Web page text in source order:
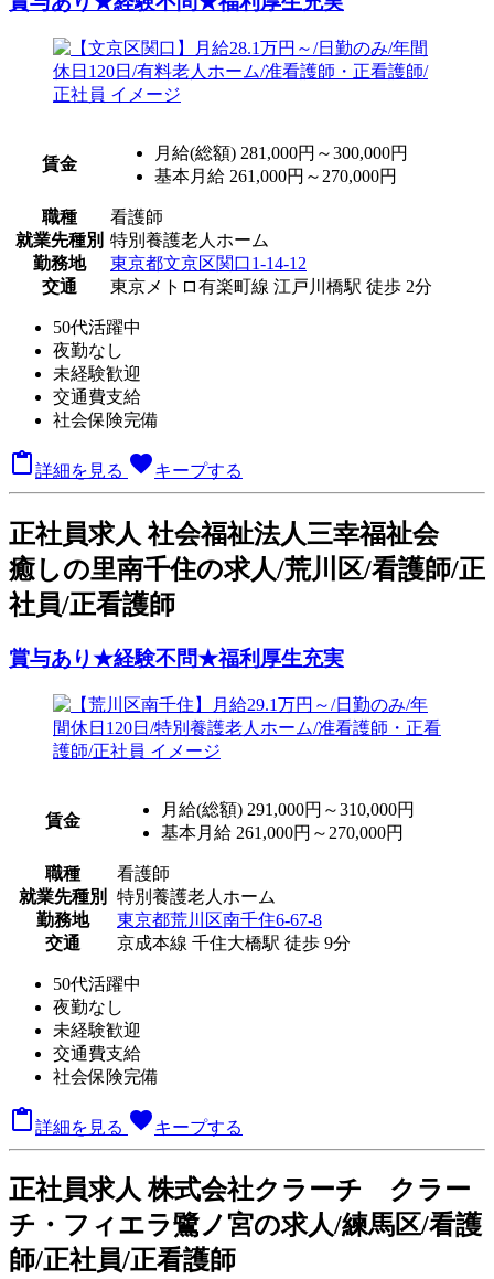
賃金
月給(総額) 281,000円～300,000円
基本月給 261,000円～270,000円
職種
看護師
就業先種別 特別養護老人ホーム
勤務地
東京都文京区関口1-14-12
交通
東京メトロ有楽町線 江戸川橋駅 徒歩 2分
50代活躍中
夜勤なし
未経験歓迎
交通費支給
社会保険完備
詳細を見る favoriteキープする
正社員求人 社会福祉法人三幸福祉会
癒しの里南千住の求人/荒川区/看護師/正
社員/正看護師
賞与あり★経験不問★福利厚生充実
賃金
月給(総額) 291,000円～310,000円
基本月給 261,000円～270,000円
職種
看護師
就業先種別
特別養護老人ホーム
勤務地
東京都荒川区南千住6-67-8
交通
京成本線 千住大橋駅 徒歩 9分
50代活躍中
夜勤なし
未経験歓迎
交通費支給
社会保険完備
詳細を見る favoriteキープする
正社員求人 株式会社クラーチ クラー
チ・フィエラ鷺ノ宮の求人/練馬区/看護
師/正社員/正看護師